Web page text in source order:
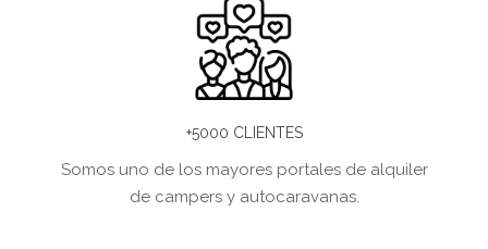
+5000 CLIENTES
Somos uno de los mayores portales de alquiler
de campers y autocaravanas.